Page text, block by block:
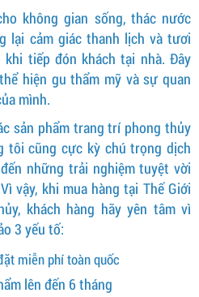
không gian sống, thác nước
lại cảm giác thanh lịch và tươi
tiếp đón khách tại nhà. Đây
hiện gu thẩm mỹ và sự quan
mình.
sản phẩm trang trí phong thủy
tôi cũng cực kỳ chú trọng dịch
những trải nghiệm tuyệt vời
vậy, khi mua hàng tại Thế Giới
khách hàng hãy yên tâm vì
3 yếu tố:
miễn phí toàn quốc
lên đến 6 tháng